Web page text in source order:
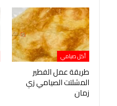
أكل صيامي
طريقة عمل الفطير
المشلتت الصيامي زي
زمان